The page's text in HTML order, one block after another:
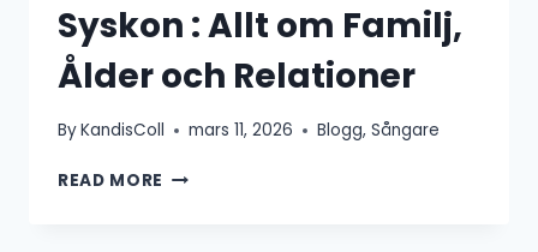
Syskon : Allt om Familj,
Ålder och Relationer
ByKandisColl mars 11, 2026 Blogg,Sångare
READ MORE KLARA